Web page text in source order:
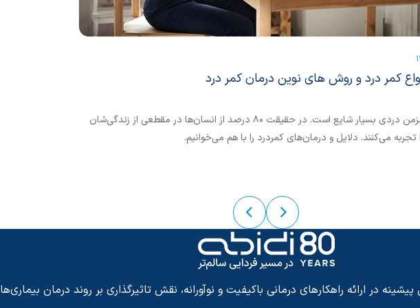
کمر درد و روش های نوین درمان کمر درد
کمردرد مزمن دردی بسیار شایع است. در حقیقت 80 درصد از انسان‌ها در مقطعی از زندگی‌شان
تجربه می‌کنند. دلایل و درمان‌های کمردرد را با هم می‌خوانیم.
در ارائه راهکارهای درمانی باکیفیت و نوآورانه، نقش تاثیرگذاری بر روند درمان